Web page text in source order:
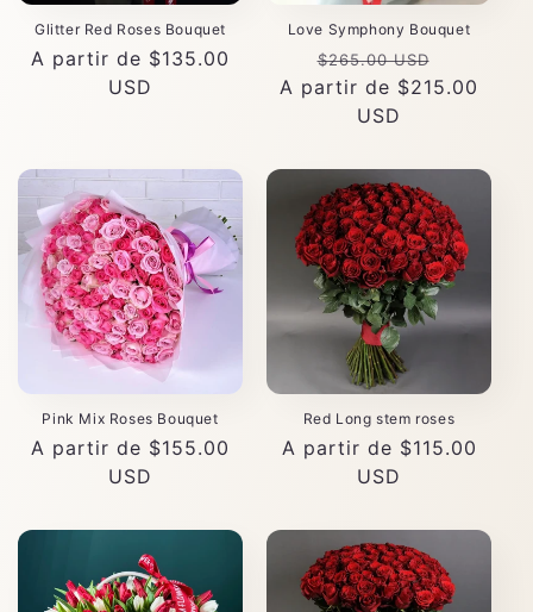
Glitter Red Roses Bouquet
Precio
A partir de $135.00
USD
Love Symphony Bouquet
Precio
habitual
$265.00 USD
de
A partir de $215.00
USD
Pink Mix Roses Bouquet
Precio
A partir de $155.00
USD
Red Long stem roses
Precio
A partir de $115.00
USD